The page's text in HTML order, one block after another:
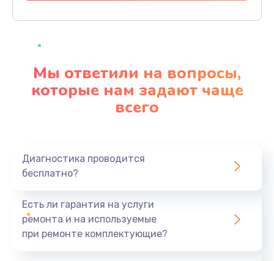
Заказать
Профилактическая чистка
Заказать
Мы ответили на вопросы,
которые нам задают чаще
всего
Диагностика проводится
бесплатно?
Есть ли гарантия на услуги
ремонта и на используемые
при ремонте комплектующие?